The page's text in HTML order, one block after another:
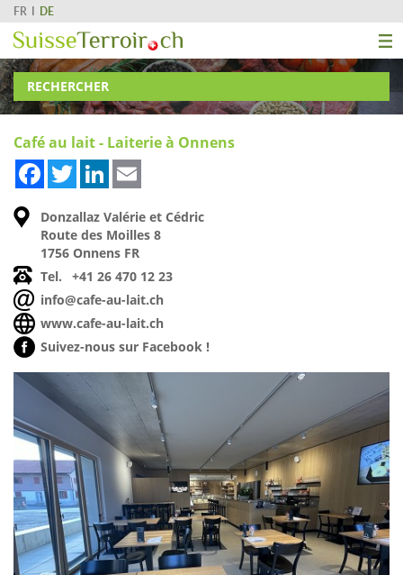
FR DE
RECHERCHER
Café au lait - Laiterie à Onnens
FacebookTwitterLinkedIn
Donzallaz Valérie et Cédric
Route des Moilles 8
1756 Onnens FR
Tel.
+41 26 470 12 23
info@cafe-au-lait.ch
www.cafe-au-lait.ch
Suivez-nous sur Facebook !